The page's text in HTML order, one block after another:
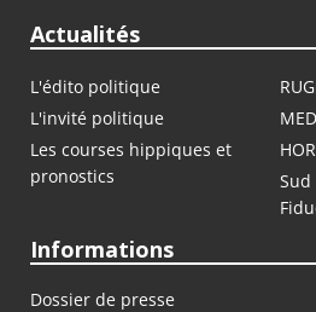
Actualités
L'édito politique
L'invité politique
Les courses hippiques et
pronostics
Sud
Informations
Dossier de presse